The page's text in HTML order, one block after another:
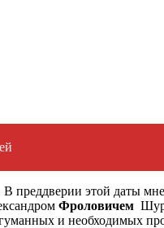
преддверии этой даты
Фроловичем
и необходимых